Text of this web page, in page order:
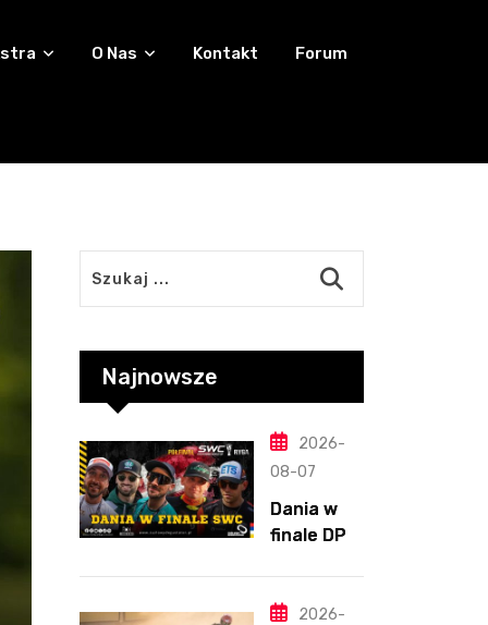
O Nas Kontakt Forum
Najnowsze
2026-
08-07
Dania w
finale DPŚ.
przebieg
2026-